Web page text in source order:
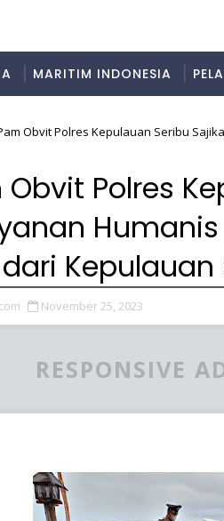
MARITIM INDONESIA
Obvit Polres Kepulauan Seribu
Polres
Kepulauan
November 25, 2023
RESPONSIVE